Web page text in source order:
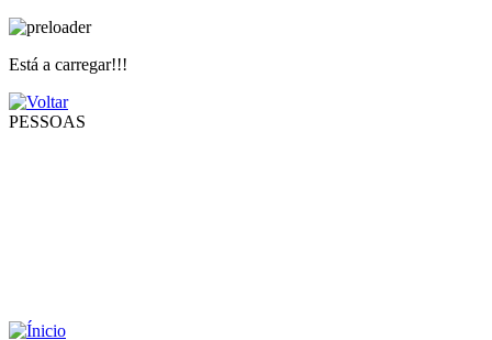
Está a carregar!!!
PESSOAS